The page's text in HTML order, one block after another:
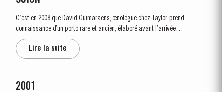
C’est en 2008 que David Guimaraens, œnologue chez Taylor, prend
connaissance d’un porto rare et ancien, élaboré avant l’arrivée
dévastatrice du phylloxera dans la Vallée du Douro au milieu du 19e siècle.
Datant d’il y a plus de 150 ans, ce legs précieux appartenait...
Lire la suite
2001